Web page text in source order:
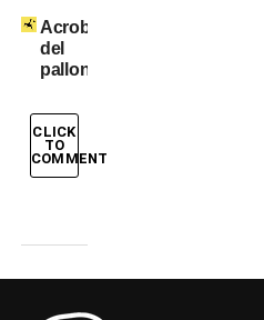
Acrobati
del
pallone
CLICK
TO
COMMENT